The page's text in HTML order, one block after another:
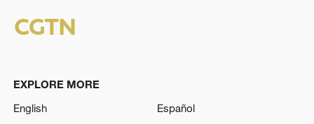
EXPLORE MORE
English
Español